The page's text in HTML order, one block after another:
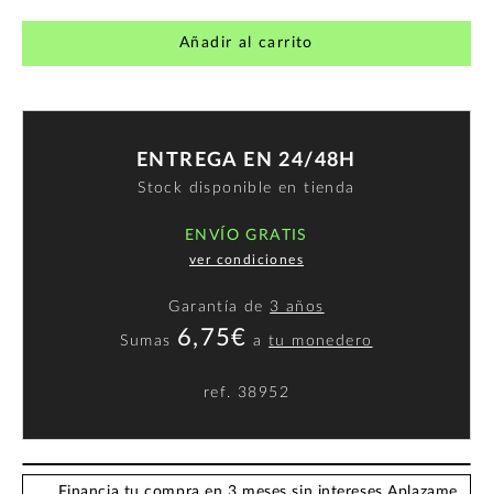
Añadir al carrito
ENTREGA EN 24/48H
Stock disponible en tienda
ENVÍO GRATIS
ver condiciones
Garantía de 3 años
Sumas 6,75€ atu monedero
ref. 38952